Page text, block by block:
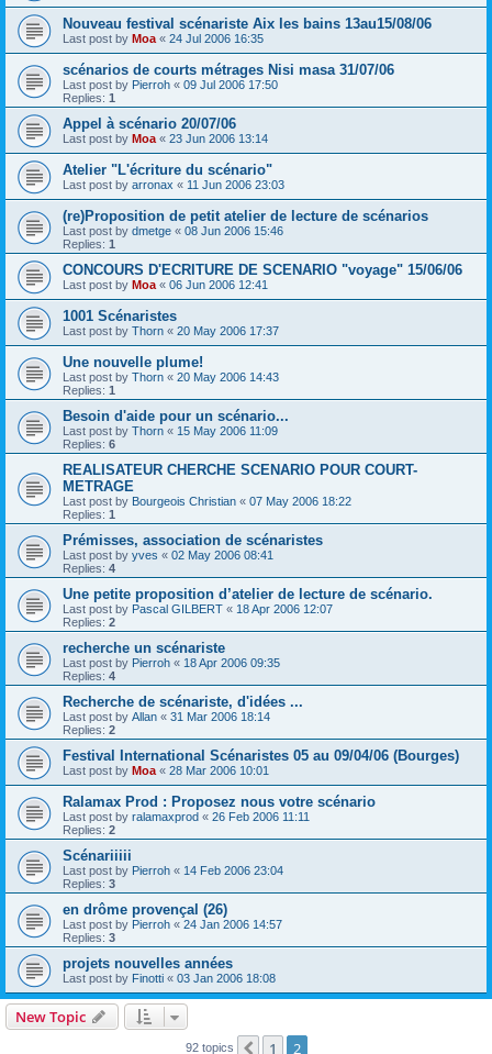
Nouveau festival scénariste Aix les bains 13au15/08/06
Last post by Moa « 24 Jul 2006 16:35
scénarios de courts métrages Nisi masa 31/07/06
Last post by Pierroh « 09 Jul 2006 17:50
Replies: 1
Appel à scénario 20/07/06
Last post by Moa « 23 Jun 2006 13:14
Atelier "L'écriture du scénario"
Last post by arronax « 11 Jun 2006 23:03
(re)Proposition de petit atelier de lecture de scénarios
Last post by dmetge « 08 Jun 2006 15:46
Replies: 1
CONCOURS D'ECRITURE DE SCENARIO "voyage" 15/06/06
Last post by Moa « 06 Jun 2006 12:41
1001 Scénaristes
Last post by Thorn « 20 May 2006 17:37
Une nouvelle plume!
Last post by Thorn « 20 May 2006 14:43
Replies: 1
Besoin d'aide pour un scénario...
Last post by Thorn « 15 May 2006 11:09
Replies: 6
REALISATEUR CHERCHE SCENARIO POUR COURT-
METRAGE
Last post by Bourgeois Christian « 07 May 2006 18:22
Replies: 1
Prémisses, association de scénaristes
Last post by yves « 02 May 2006 08:41
Replies: 4
Une petite proposition d’atelier de lecture de scénario.
Last post by Pascal GILBERT « 18 Apr 2006 12:07
Replies: 2
recherche un scénariste
Last post by Pierroh « 18 Apr 2006 09:35
Replies: 4
Recherche de scénariste, d'idées ...
Last post by Allan « 31 Mar 2006 18:14
Replies: 2
Festival International Scénaristes 05 au 09/04/06 (Bourges)
Last post by Moa « 28 Mar 2006 10:01
Ralamax Prod : Proposez nous votre scénario
Last post by ralamaxprod « 26 Feb 2006 11:11
Replies: 2
Scénariiiii
Last post by Pierroh « 14 Feb 2006 23:04
Replies: 3
en drôme provençal (26)
Last post by Pierroh « 24 Jan 2006 14:57
Replies: 3
projets nouvelles années
Last post by Finotti « 03 Jan 2006 18:08
New Topic
92 topics Previous
1 2